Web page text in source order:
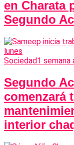
en Charata
Segundo
Sociedad1 semana
Segundo
comenzará
interior